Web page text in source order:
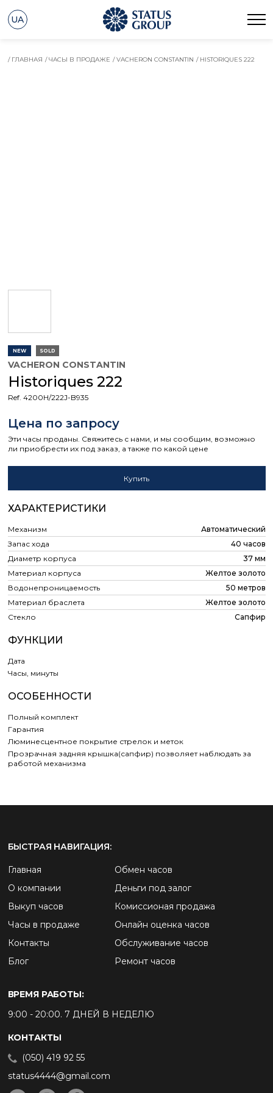
UA
/ ГЛАВНАЯ / ЧАСЫ В ПРОДАЖЕ / VACHERON CONSTANTIN / HISTORIQUES 222
NEW SOLD
VACHERON CONSTANTIN
Historiques 222
Ref. 4200H/222J-B935
Цена по запросу
Эти часы проданы. Свяжитесь с нами, и мы сообщим, возможно
ли приобрести их под заказ, а также по какой цене
Купить
ХАРАКТЕРИСТИКИ
Механизм
Автоматический
Запас хода
40 часов
Диаметр корпуса
37 мм
Материал корпуса
Желтое золото
Водонепроницаемость
50 метров
Материал браслета
Желтое золото
Стекло
Сапфир
ФУНКЦИИ
Дата
Часы, минуты
ОСОБЕННОСТИ
Полный комплект
Гарантия
Люминесцентное покрытие стрелок и меток
Прозрачная задняя крышка(сапфир) позволяет наблюдать за
работой механизма
БЫСТРАЯ НАВИГАЦИЯ:
Главная
О компании
Выкуп часов
Часы в продаже
Контакты
Блог
Обмен часов
Деньги под залог
Комиссионая продажа
Онлайн оценка часов
Обслуживание часов
Ремонт часов
ВРЕМЯ РАБОТЫ:
9:00 - 20:00. 7 ДНЕЙ В НЕДЕЛЮ
КОНТАКТЫ
(050) 419 92 55
status4444@gmail.com